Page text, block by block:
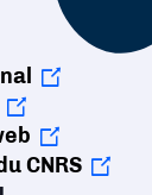
CNRS